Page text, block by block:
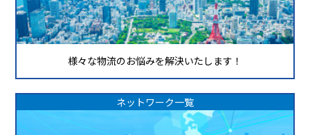
様々な物流のお悩みを解決いたします！
ネットワーク一覧